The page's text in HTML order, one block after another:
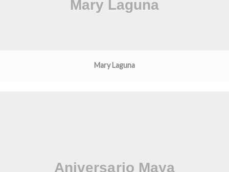
Mary Laguna